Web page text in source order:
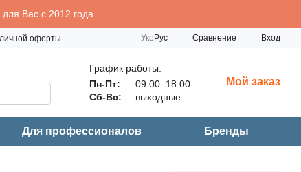
Вас с 2012 года.
оферты
Укр Рус Сравнение Вход
График работы:
Пн-Пт:
09:00–18:00
Сб-Вс:
выходные
Мой заказ
Для профессионалов Бренды